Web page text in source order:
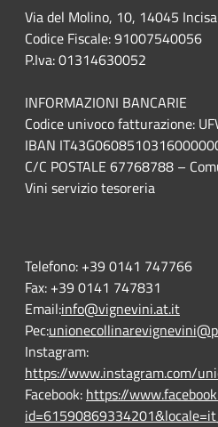
Via del Molino, 10, 14045
Codice Fiscale: 91007540056
P.Iva: 01314630052
INFORMAZIONI BANCARIE
Codice univoco fatturazione:
IBAN
C/C POSTALE 67768788 –
Vini servizio tesoreria
Telefono: +39 0141 747766
Fax: +39 0141 747831
Email:info@vignevini.at.it
Pec:
Instagram:
https://www.instagram.com/
Facebook: https://